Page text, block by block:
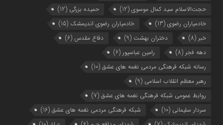
حجت‌الاسلام سید کمال موسوی (12) حمیده بزرگی (12)
خادمیاران رضوی (13) خادمیاران رضوی اندیمشک (15)
خبر (8) دختران بهشت (9) دفاع مقدس (6)
دهه فجر (8) رامین عباسپور (6)
رسانه شبکه فرهنگی مردمی نغمه های عشق (10)
رهبر معظم انقلاب اسلامی (9)
روابط عمومی شبکه فرهنگی نغمه های عشق (7)
سردار سلیمانی (10) شبکه فرهنگی مردمی نغمه های عشق (16)